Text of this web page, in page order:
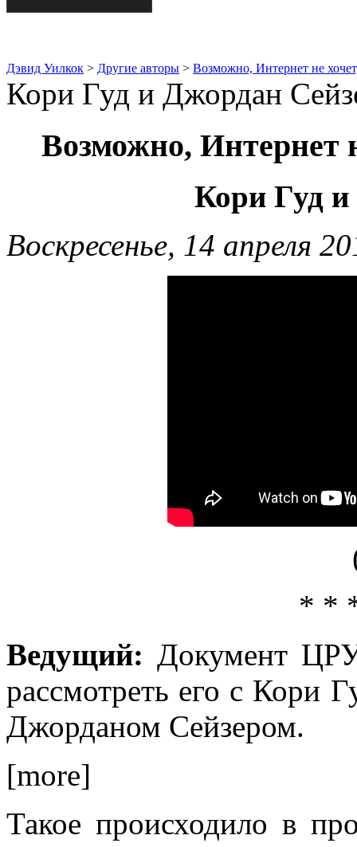
Дэвид Уилкок > Другие авторы > Возможно, Интернет не
Кори Гуд и Джордан
Возможно, Интернет
Кори Гуд
Воскресенье, 14 апреля
* *
Ведущий: Документ
рассмотреть его с Кори
Джорданом Сейзером.
[more]
Такое происходило в